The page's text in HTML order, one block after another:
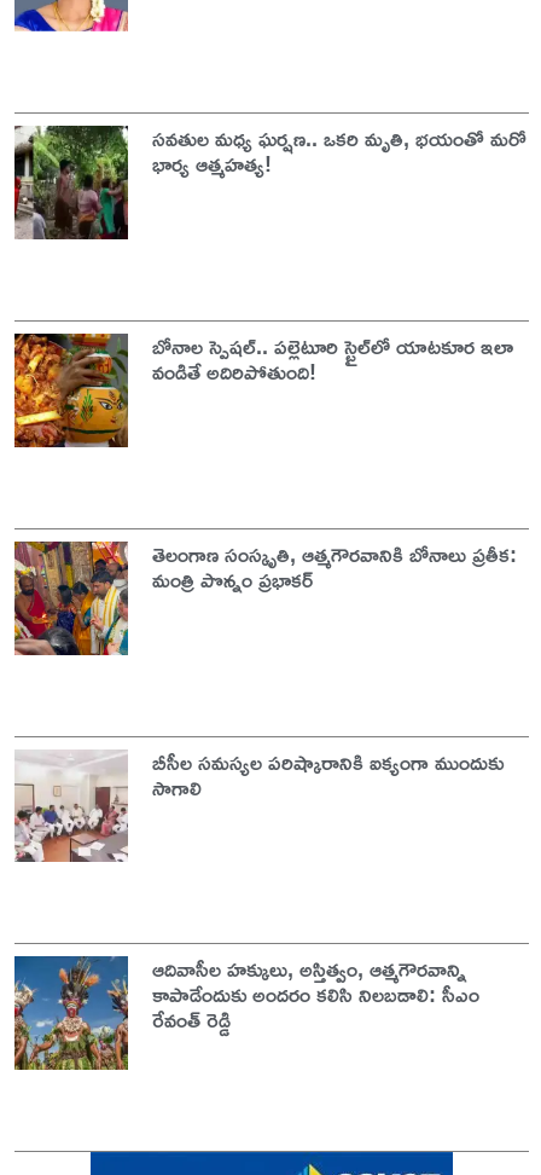
సవతుల మధ్య ఘర్షణ.. ఒకరి మృతి, భయంతో మరో
భార్య ఆత్మహత్య!
బోనాల స్పెషల్.. పల్లెటూరి స్టైల్‌లో యాటకూర ఇలా
వండితే అదిరిపోతుంది!
తెలంగాణ సంస్కృతి, ఆత్మగౌరవానికి బోనాలు ప్రతీక:
మంత్రి పొన్నం ప్రభాకర్
బీసీల సమస్యల పరిష్కారానికి ఐక్యంగా ముందుకు
సాగాలి
ఆదివాసీల హక్కులు, అస్తిత్వం, ఆత్మగౌరవాన్ని
కాపాడేందుకు అందరం కలిసి నిలబడాలి: సీఎం
రేవంత్ రెడ్డి